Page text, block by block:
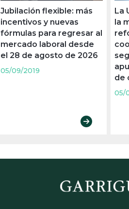
Jubilación flexible: más
incentivos y nuevas
fórmulas para regresar al
mercado laboral desde
el 28 de agosto de 2026
05/09/2019
La
la
de
05/